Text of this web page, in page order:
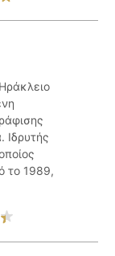
Ιδρυτής
το 1989,